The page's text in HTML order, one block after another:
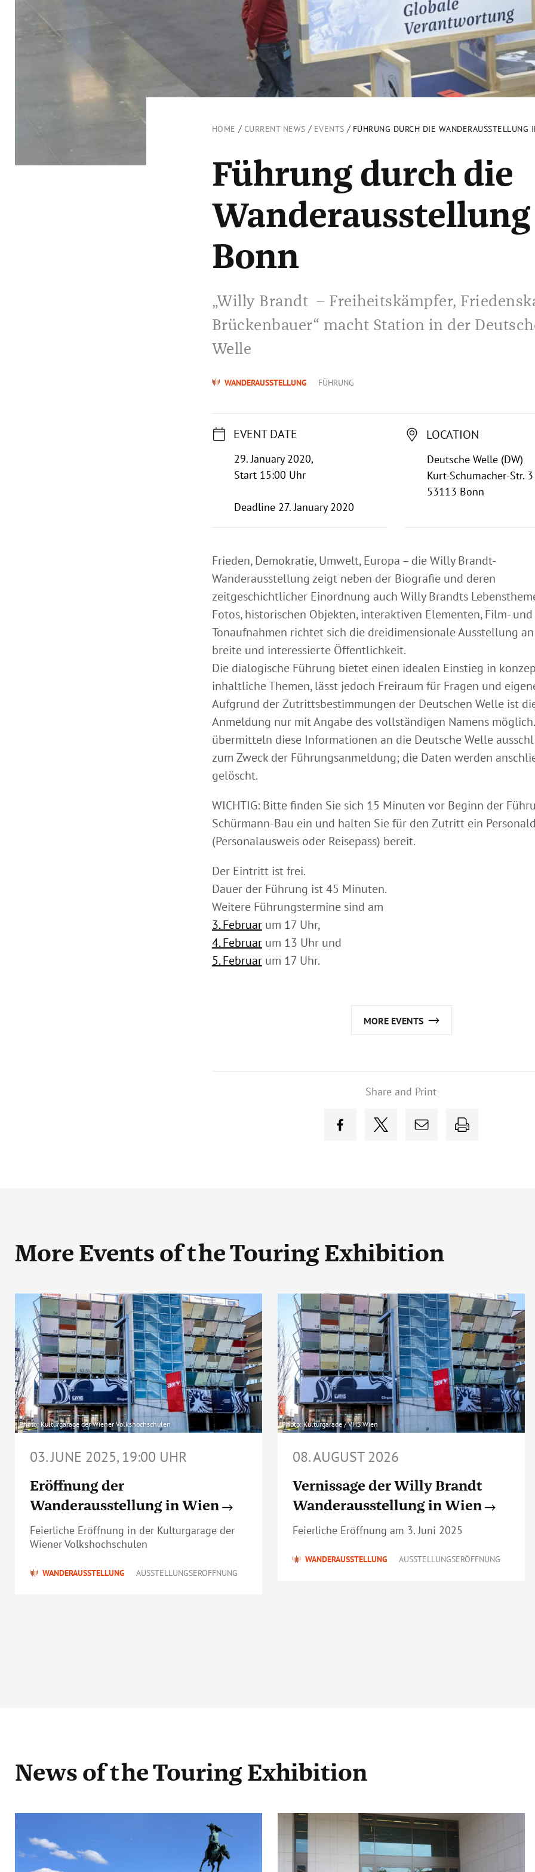
HOME / CURRENT NEWS / EVENTS / FÜHRUNG DURCH DIE WANDERAUSSTELLUNG
Führung durch die
Bonn
„Willy Brandt – Freiheitskämpfer,
Brückenbauer“ macht Station in der
Welle
WANDERAUSSTELLUNG FÜHRUNG
EVENT DATE
29. January 2020,
Start 15:00 Uhr
Deadline 27. January 2020
LOCATION
Deutsche Welle (DW)
Kurt-Schumacher-Str. 3
53113 Bonn
Frieden, Demokratie, Umwelt, Europa – die Willy Brandt-
Wanderausstellung zeigt neben der Biografie und deren
zeitgeschichtlicher Einordnung auch Willy Brandts
Fotos, historischen Objekten, interaktiven Elementen, Film- und
Tonaufnahmen richtet sich die dreidimensionale Ausstellung
breite und interessierte Öffentlichkeit.
Die dialogische Führung bietet einen idealen Einstieg in
inhaltliche Themen, lässt jedoch Freiraum für Fragen und
Aufgrund der Zutrittsbestimmungen der Deutschen Welle ist
Anmeldung nur mit Angabe des vollständigen Namens
übermitteln diese Informationen an die Deutsche Welle
zum Zweck der Führungsanmeldung; die Daten werden
gelöscht.
WICHTIG: Bitte finden Sie sich 15 Minuten vor Beginn der
Schürmann-Bau ein und halten Sie für den Zutritt ein
(Personalausweis oder Reisepass) bereit.
Der Eintritt ist frei.
Dauer der Führung ist 45 Minuten.
Weitere Führungstermine sind am
3. Februarum 17 Uhr,
4. Februarum 13 Uhr und
5. Februarum 17 Uhr.
MORE EVENTS
Share and Print
More Events of the Touring Exhibition
Photo: Kulturgarage der Wiener Volkshochschulen
03. JUNE 2025, 19:00 UHR
Eröffnung der
Wanderausstellung in Wien
Feierliche Eröffnung in der Kulturgarage der
Wiener Volkshochschulen
WANDERAUSSTELLUNG AUSSTELLUNGSERÖFFNUNG
Photo: Kulturgarade / VHS Wien
08. AUGUST 2026
Vernissage der Willy Brandt
Wanderausstellung in Wien
Feierliche Eröffnung am 3. Juni 2025
WANDERAUSSTELLUNG AUSSTELLUNGSERÖFFNUNG
News of the Touring Exhibition